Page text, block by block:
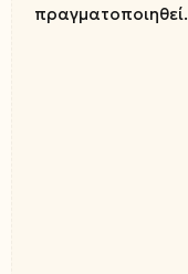
πραγματοποιηθεί.